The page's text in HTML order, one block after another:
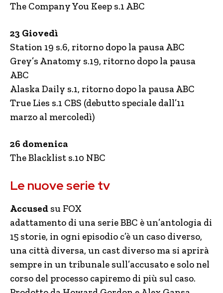
The Company You Keep s.1 ABC
23 Giovedì
Station 19 s.6, ritorno dopo la pausa ABC
Grey’s Anatomy s.19, ritorno dopo la pausa
ABC
Alaska Daily s.1, ritorno dopo la pausa ABC
True Lies s.1 CBS (debutto speciale dall’11
marzo al mercoledì)
26 domenica
The Blacklist s.10 NBC
Le nuove serie tv
Accused su FOX
adattamento di una serie BBC è un’antologia di
15 storie, in ogni episodio c’è un caso diverso,
una città diversa, un cast diverso ma si aprirà
sempre in un tribunale sull’accusato e solo nel
corso del processo capiremo di più sul caso.